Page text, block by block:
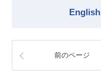
English
前のページ